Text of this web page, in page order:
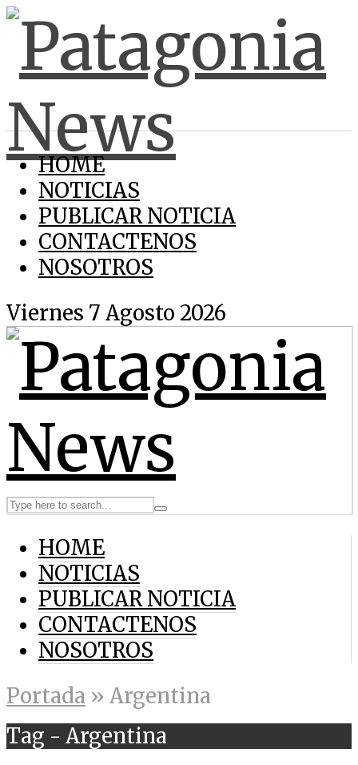
HOME
NOTICIAS
PUBLICAR NOTICIA
CONTACTENOS
NOSOTROS
Viernes 7 Agosto 2026
HOME
NOTICIAS
PUBLICAR NOTICIA
CONTACTENOS
NOSOTROS
Portada » Argentina
Tag - Argentina